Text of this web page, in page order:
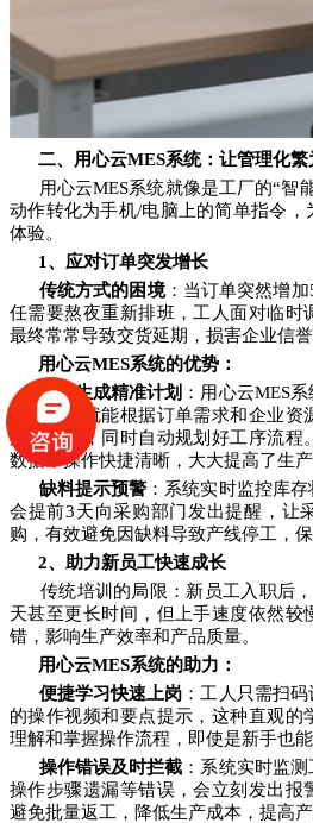
二、用心云MES系统：让管理化繁
用心云MES系统就像是工厂的“智
动作转化为手机/电脑上的简单指令，
体验。
1、应对订单突发增长
传统方式的困境：当订单突然增
任需要熬夜重新排班，工人面对临时
最终常常导致交货延期，损害企业信誉
用心云MES系统的优势 ：
自动生成精准计划 ：用心云MES
短几分钟就能根据订单需求和企业
产计划单，同时自动规划好工序流程
数据，操作快捷清晰，大大提高了生产
缺料提示预警 ：系统实时监控库
会提前3天向采购部门发出提醒，让
购，有效避免因缺料导致产线停工，
2、助力新员工快速成长
传统培训的局限：新员工入职后
天甚至更长时间，但上手速度依然较
错，影响生产效率和产品质量。
用心云MES系统的助力：
便捷学习快速上岗 ：工人只需扫
的操作视频和要点提示，这种直观的
理解和掌握操作流程，即使是新手也能
操作错误及时拦截 ：系统实时监
操作步骤遗漏等错误，会立刻发出报
避免批量返工，降低生产成本，提高产